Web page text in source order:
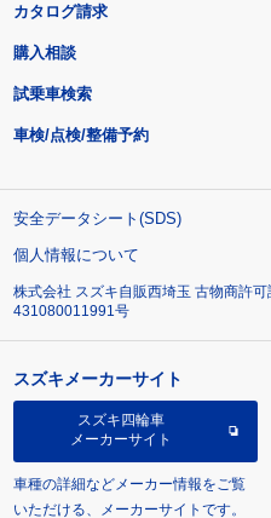
カタログ請求
購入相談
試乗車検索
車検/点検/整備予約
安全データシート(SDS)
個人情報について
株式会社 スズキ自販西埼玉 古物商許
431080011991号
スズキメーカーサイト
スズキ四輪車
メーカーサイト
車種の詳細などメーカー情報をご覧
いただける、メーカーサイトです。